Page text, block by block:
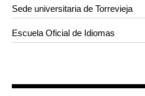
Sede universitaria de Torrevieja
Escuela Oficial de Idiomas